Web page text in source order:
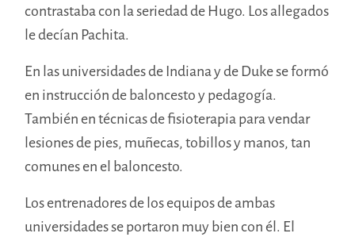
contrastaba con la seriedad de Hugo. Los allegados
le decían Pachita.
En las universidades de Indiana y de Duke se formó
en instrucción de baloncesto y pedagogía.
También en técnicas de fisioterapia para vendar
lesiones de pies, muñecas, tobillos y manos, tan
comunes en el baloncesto.
Los entrenadores de los equipos de ambas
universidades se portaron muy bien con él. El